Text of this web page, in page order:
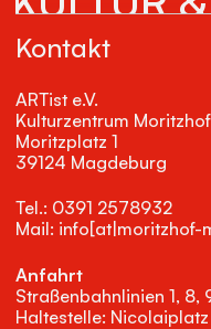
Kontakt
ARTist e.V.
Kulturzentrum Moritzhof
Moritzplatz 1
39124 Magdeburg
Tel.: 0391 2578932
Mail: info[at|moritzhof-
Anfahrt
Straßenbahnlinien 1, 8,
Haltestelle: Nicolaiplatz